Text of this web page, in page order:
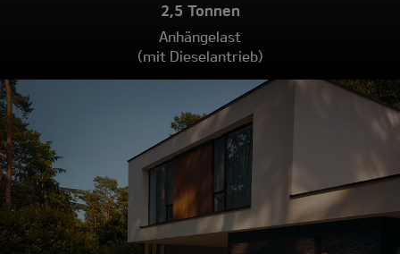
2,5 Tonnen
Anhängelast
(mit Dieselantrieb)